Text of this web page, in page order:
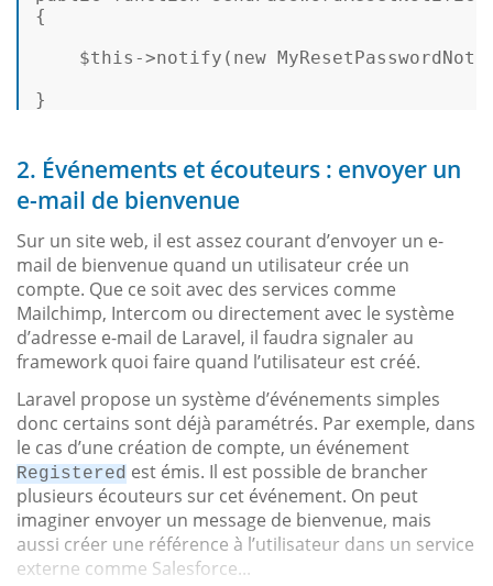
{
$this ->notify ( new
}
2. Événements et écouteurs : envoyer un
e-mail de bienvenue
Sur un site web, il est assez courant d’envoyer un e-
mail de bienvenue quand un utilisateur crée un
compte. Que ce soit avec des services comme
Mailchimp, Intercom ou directement avec le système
d’adresse e-mail de Laravel, il faudra signaler au
framework quoi faire quand l’utilisateur est créé.
Laravel propose un système d’événements simples
donc certains sont déjà paramétrés. Par exemple, dans
le cas d’une création de compte, un événement
Registered est émis. Il est possible de brancher
plusieurs écouteurs sur cet événement. On peut
imaginer envoyer un message de bienvenue, mais
aussi créer une référence à l’utilisateur dans un service
externe comme Salesforce...